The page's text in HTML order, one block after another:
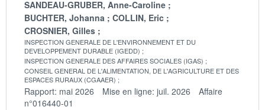
SANDEAU-GRUBER, Anne-Caroline
BUCHTER, Johanna
COLLIN, Eric
CROSNIER, Gilles
INSPECTION GENERALE DE L'ENVIRONNEMENT ET DU
DEVELOPPEMENT DURABLE (IGEDD)
INSPECTION GENERALE DES AFFAIRES SOCIALES (IGAS)
CONSEIL GENERAL DE L'ALIMENTATION, DE L'AGRICULTURE ET DES
ESPACES RURAUX (CGAAER)
Rapport: mai 2026 Mise en ligne: juil. 2026
Affaire
n°016440-01